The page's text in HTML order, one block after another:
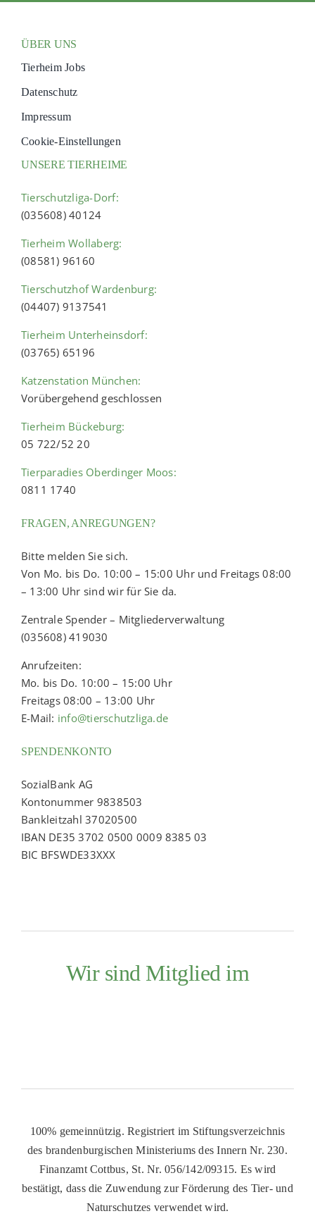
ÜBER UNS
Tierheim Jobs
Datenschutz
Impressum
Cookie-Einstellungen
UNSERE TIERHEIME
Tierschutzliga-Dorf:
(035608) 40124
Tierheim Wollaberg:
(08581) 96160
Tierschutzhof Wardenburg:
(04407) 9137541
Tierheim Unterheinsdorf:
(03765) 65196
Katzenstation München:
Vorübergehend geschlossen
Tierheim Bückeburg:
05 722/52 20
Tierparadies Oberdinger Moos:
0811 1740
FRAGEN, ANREGUNGEN?
Bitte melden Sie sich.
Von Mo. bis Do. 10:00 – 15:00 Uhr und Freitags 08:00
– 13:00 Uhr sind wir für Sie da.
Zentrale Spender – Mitgliederverwaltung
(035608) 419030
Anrufzeiten:
Mo. bis Do. 10:00 – 15:00 Uhr
Freitags 08:00 – 13:00 Uhr
E-Mail: info@tierschutzliga.de
SPENDENKONTO
SozialBank AG
Kontonummer 9838503
Bankleitzahl 37020500
IBAN DE35 3702 0500 0009 8385 03
BIC BFSWDE33XXX
Wir sind Mitglied im
100% gemeinnützig. Registriert im Stiftungsverzeichnis
des brandenburgischen Ministeriums des Innern Nr. 230.
Finanzamt Cottbus, St. Nr. 056/142/09315. Es wird
bestätigt, dass die Zuwendung zur Förderung des Tier- und
Naturschutzes verwendet wird.